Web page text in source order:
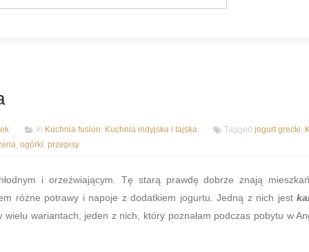
In Kuchnia fusion, Kuchnia indyjska i tajska Tagged jogurt grecki,
, ogórki, przepisy
i orzeźwiającym. Tę starą prawdę dobrze znają
różne potrawy i napoje z dodatkiem jogurtu. Jedną z nich jest
wariantach, jeden z nich, który poznałam podczas pobytu w